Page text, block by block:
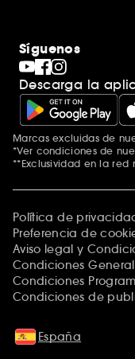
Síguenos
Descarga la
Marcas excluidas de
*Ver condiciones de
**Exclusividad en la
Política de
Preferencia de
Aviso legal y
Condiciones
Condiciones
Condiciones de
España